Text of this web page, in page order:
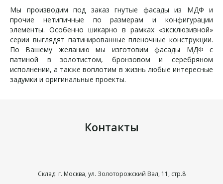
Мы производим под заказ гнутые фасады из МДФ и
прочие нетипичные по размерам и конфигурации
элементы. Особенно шикарно в рамках «эксклюзивной»
серии выглядят патинированные пленочные конструкции.
По Вашему желанию мы изготовим фасады МДФ с
патиной в золотистом, бронзовом и серебряном
исполнении, а также воплотим в жизнь любые интересные
задумки и оригинальные проекты.
Контакты
Склад: г. Москва, ул. Золоторожский Вал, 11, стр.8